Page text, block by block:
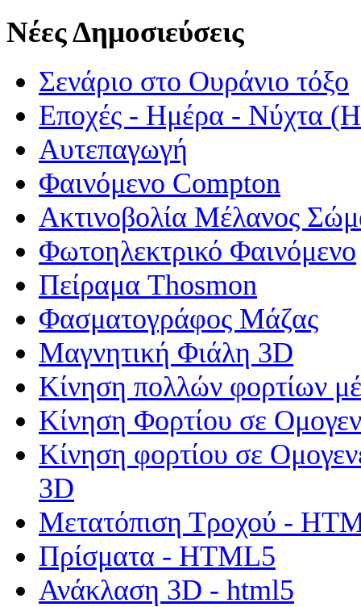
Νέες Δημοσιεύσεις
Σενάριο στο Ουράνιο τόξο
Εποχές - Ημέρα - Νύχτα
Αυτεπαγωγή
Φαινόμενο Compton
Ακτινοβολία Μέλανος
Φωτοηλεκτρικό Φαινόμενο
Πείραμα Thosmon
Φασματογράφος Μάζας
Μαγνητική Φιάλη 3D
Κίνηση πολλών φορτίων
Κίνηση Φορτίου σε
Κίνηση φορτίου σε
3D
Μετατόπιση Τροχού -
Πρίσματα - HTML5
Ανάκλαση 3D - html5